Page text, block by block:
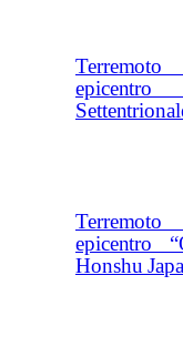
epicentro
Honshu